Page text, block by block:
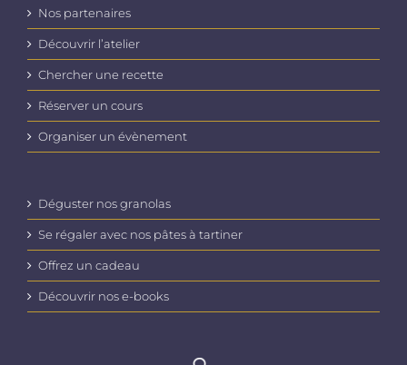
Nos partenaires
Découvrir l’atelier
Chercher une recette
Réserver un cours
Organiser un évènement
Déguster nos granolas
Se régaler avec nos pâtes à tartiner
Offrez un cadeau
Découvrir nos e-books